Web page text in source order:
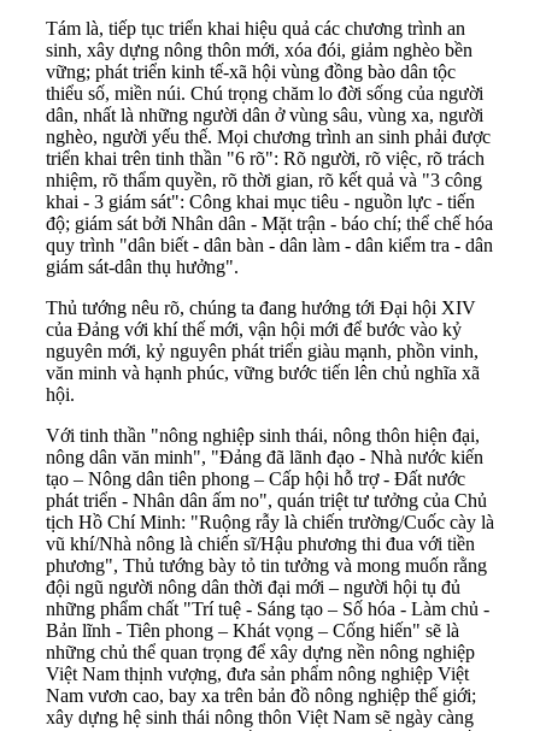
Tám là, tiếp tục triển khai hiệu quả các chương trình an
sinh, xây dựng nông thôn mới, xóa đói, giảm nghèo bền
vững; phát triển kinh tế-xã hội vùng đồng bào dân tộc
thiểu số, miền núi. Chú trọng chăm lo đời sống của người
dân, nhất là những người dân ở vùng sâu, vùng xa, người
nghèo, người yếu thế. Mọi chương trình an sinh phải được
triển khai trên tinh thần "6 rõ": Rõ người, rõ việc, rõ trách
nhiệm, rõ thẩm quyền, rõ thời gian, rõ kết quả và "3 công
khai - 3 giám sát": Công khai mục tiêu - nguồn lực - tiến
độ; giám sát bởi Nhân dân - Mặt trận - báo chí; thể chế hóa
quy trình "dân biết - dân bàn - dân làm - dân kiểm tra - dân
giám sát-dân thụ hưởng".
Thủ tướng nêu rõ, chúng ta đang hướng tới Đại hội XIV
của Đảng với khí thế mới, vận hội mới để bước vào kỷ
nguyên mới, kỷ nguyên phát triển giàu mạnh, phồn vinh,
văn minh và hạnh phúc, vững bước tiến lên chủ nghĩa xã
hội.
Với tinh thần "nông nghiệp sinh thái, nông thôn hiện đại,
nông dân văn minh", "Đảng đã lãnh đạo - Nhà nước kiến
tạo – Nông dân tiên phong – Cấp hội hỗ trợ - Đất nước
phát triển - Nhân dân ấm no", quán triệt tư tưởng của Chủ
tịch Hồ Chí Minh: "Ruộng rẫy là chiến trường/Cuốc cày là
vũ khí/Nhà nông là chiến sĩ/Hậu phương thi đua với tiền
phương", Thủ tướng bày tỏ tin tưởng và mong muốn rằng
đội ngũ người nông dân thời đại mới – người hội tụ đủ
những phẩm chất "Trí tuệ - Sáng tạo – Số hóa - Làm chủ -
Bản lĩnh - Tiên phong – Khát vọng – Cống hiến" sẽ là
những chủ thể quan trọng để xây dựng nền nông nghiệp
Việt Nam thịnh vượng, đưa sản phẩm nông nghiệp Việt
Nam vươn cao, bay xa trên bản đồ nông nghiệp thế giới;
xây dựng hệ sinh thái nông thôn Việt Nam sẽ ngày càng